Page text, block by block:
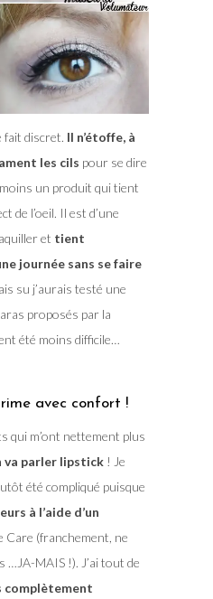
fait discret. Il n’étoffe, à
les cils pour se dire
un produit qui tient
de l’oeil. Il est d’une
et tient
journée sans se faire
su j’aurais testé une
proposés par la
été moins difficile…
avec confort !
qui m’ont nettement plus
va parler lipstick! Je
été compliqué puisque
à l’aide d’un
Care (franchement, ne
…JA-MAIS !). J’ai tout de
complètement